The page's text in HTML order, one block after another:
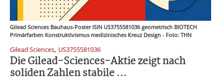
Gilead Sciences Bauhaus-Poster ISIN US3755581036 geometrisch BIOTECH
Primärfarben Konstruktivismus medizinisches Kreuz Design - Foto: THN
Gilead Sciences, US3755581036
Die Gilead-Sciences-Aktie zeigt nach
soliden Zahlen stabile ...